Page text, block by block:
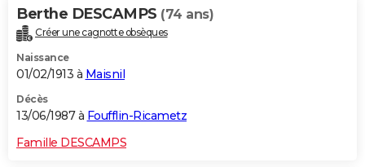
Berthe DESCAMPS (74 ans)
Créer une cagnotte obsèques
Naissance
01/02/1913 à Maisnil
Décès
13/06/1987 à Foufflin-Ricametz
Famille DESCAMPS